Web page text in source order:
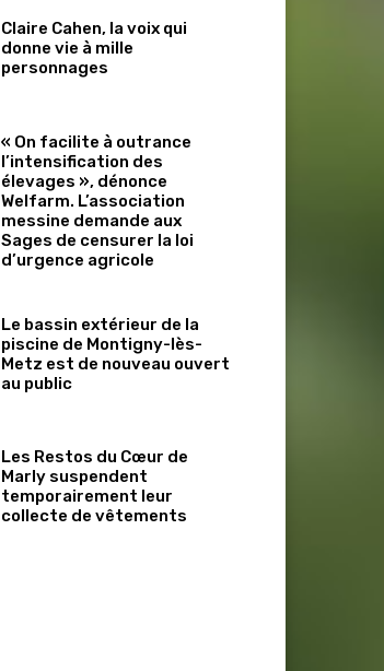
Claire Cahen, la voix qui
donne vie à mille
personnages
« On facilite à outrance
l’intensification des
élevages », dénonce
Welfarm. L’association
messine demande aux
Sages de censurer la loi
d’urgence agricole
Le bassin extérieur de la
piscine de Montigny-lès-
Metz est de nouveau ouvert
au public
Les Restos du Cœur de
Marly suspendent
temporairement leur
collecte de vêtements